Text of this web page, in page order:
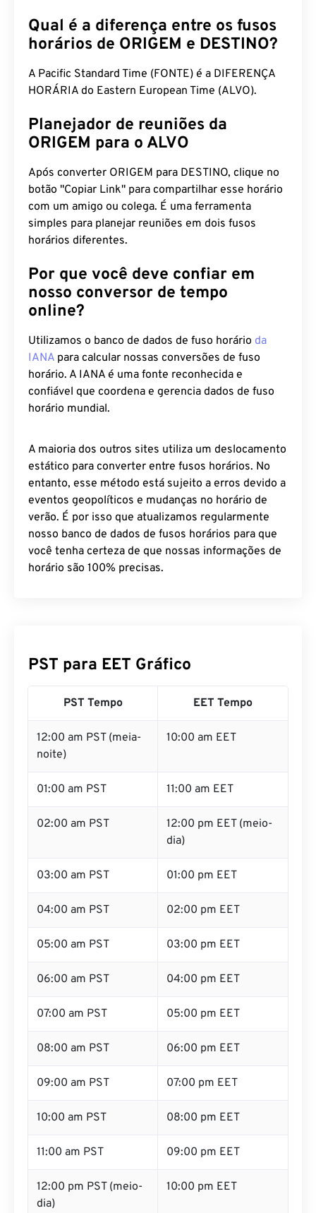
Qual é a diferença entre os fusos
horários de ORIGEM e DESTINO?
A Pacific Standard Time (FONTE) é a DIFERENÇA
HORÁRIA do Eastern European Time (ALVO).
Planejador de reuniões da
ORIGEM para o ALVO
Após converter ORIGEM para DESTINO, clique no
botão "Copiar Link" para compartilhar esse horário
com um amigo ou colega. É uma ferramenta
simples para planejar reuniões em dois fusos
horários diferentes.
Por que você deve confiar em
nosso conversor de tempo
online?
Utilizamos o banco de dados de fuso horário da
IANA para calcular nossas conversões de fuso
horário. A IANA é uma fonte reconhecida e
confiável que coordena e gerencia dados de fuso
horário mundial.
A maioria dos outros sites utiliza um deslocamento
estático para converter entre fusos horários. No
entanto, esse método está sujeito a erros devido a
eventos geopolíticos e mudanças no horário de
verão. É por isso que atualizamos regularmente
nosso banco de dados de fusos horários para que
você tenha certeza de que nossas informações de
horário são 100% precisas.
PST para EET Gráfico
PST Tempo EET Tempo
12:00 am PST (meia-
noite)
10:00 am EET
01:00 am PST 11:00 am EET
02:00 am PST
12:00 pm EET (meio-
dia)
03:00 am PST 01:00 pm EET
04:00 am PST 02:00 pm EET
05:00 am PST 03:00 pm EET
06:00 am PST 04:00 pm EET
07:00 am PST 05:00 pm EET
08:00 am PST 06:00 pm EET
09:00 am PST 07:00 pm EET
10:00 am PST 08:00 pm EET
11:00 am PST 09:00 pm EET
12:00 pm PST (meio-
dia)
10:00 pm EET